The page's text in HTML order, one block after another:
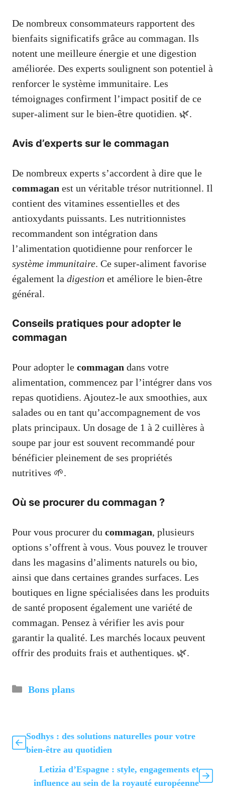
De nombreux consommateurs rapportent des
bienfaits significatifs grâce au commagan. Ils
notent une meilleure énergie et une digestion
améliorée. Des experts soulignent son potentiel à
renforcer le système immunitaire. Les
témoignages confirment l’impact positif de ce
super-aliment sur le bien-être quotidien. 🌿.
Avis d’experts sur le commagan
De nombreux experts s’accordent à dire que le
commagan est un véritable trésor nutritionnel. Il
contient des vitamines essentielles et des
antioxydants puissants. Les nutritionnistes
recommandent son intégration dans
l’alimentation quotidienne pour renforcer le
système immunitaire. Ce super-aliment favorise
également la digestion et améliore le bien-être
général.
Conseils pratiques pour adopter le
commagan
Pour adopter le commagan dans votre
alimentation, commencez par l’intégrer dans vos
repas quotidiens. Ajoutez-le aux smoothies, aux
salades ou en tant qu’accompagnement de vos
plats principaux. Un dosage de 1 à 2 cuillères à
soupe par jour est souvent recommandé pour
bénéficier pleinement de ses propriétés
nutritives 🌱.
Où se procurer du commagan ?
Pour vous procurer du commagan, plusieurs
options s’offrent à vous. Vous pouvez le trouver
dans les magasins d’aliments naturels ou bio,
ainsi que dans certaines grandes surfaces. Les
boutiques en ligne spécialisées dans les produits
de santé proposent également une variété de
commagan. Pensez à vérifier les avis pour
garantir la qualité. Les marchés locaux peuvent
offrir des produits frais et authentiques. 🌿.
Catégories
Bons plans
Sodhys : des solutions naturelles pour votre
bien-être au quotidien
Letizia d’Espagne : style, engagements et
influence au sein de la royauté européenne